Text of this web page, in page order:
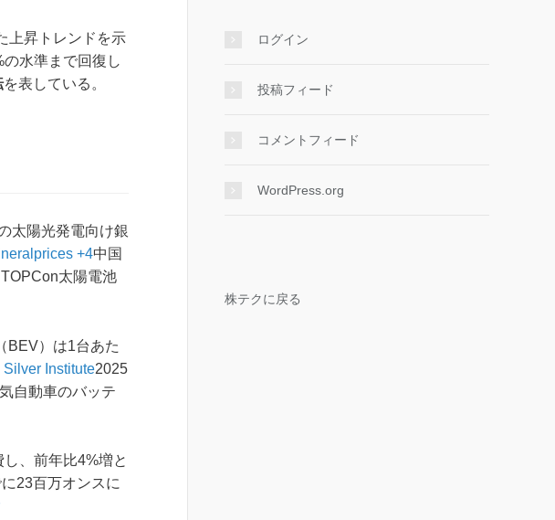
上昇トレンドを示
の水準まで回復し
を表している。
太陽光発電向け銀
+4中国
太陽電池
BEV）は1台あた
Silver Institute2025
自動車のバッテ
、前年比4%増と
23百万オンスに
ログイン
投稿フィード
コメントフィード
WordPress.org
株テクに戻る